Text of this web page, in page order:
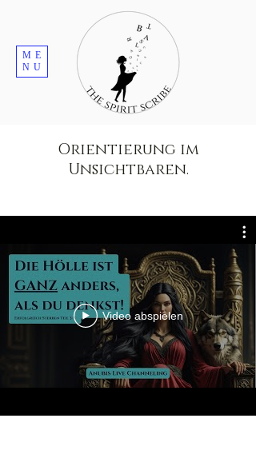
ME
NU
Orientierung im
Unsichtbaren.
Video abspielen